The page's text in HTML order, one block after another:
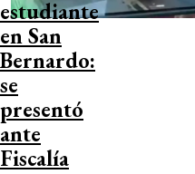
estudiante
en San
Bernardo:
se
presentó
ante
Fiscalía